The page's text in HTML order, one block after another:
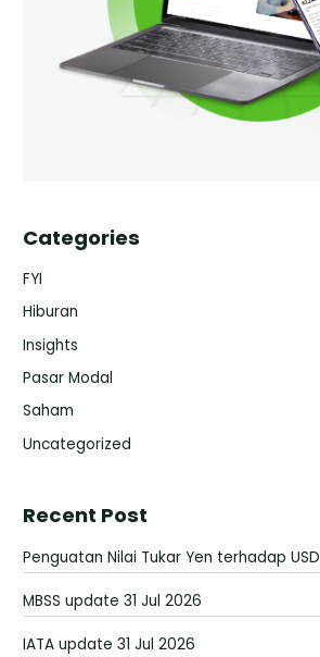
Categories
FYI
Hiburan
Insights
Pasar Modal
Saham
Uncategorized
Recent Post
Penguatan Nilai Tukar Yen terhadap USD
MBSS update 31 Jul 2026
IATA update 31 Jul 2026